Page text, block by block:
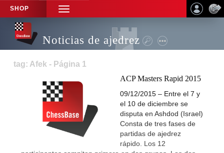
SHOP
TOGGLE
NAVIGATION
Noticias de ajedrez
tag: Afek - Página 1
ACP Masters Rapid 2015
09/12/2015 – Entre el 7 y
el 10 de diciembre se
disputa en Ashdod (Israel)
Consta de tres fases de
partidas de ajedrez
rápido. Los 12